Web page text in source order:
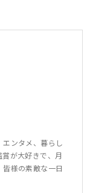
ンタメ、暮らし
が大好きで、月
様の素敵な一日